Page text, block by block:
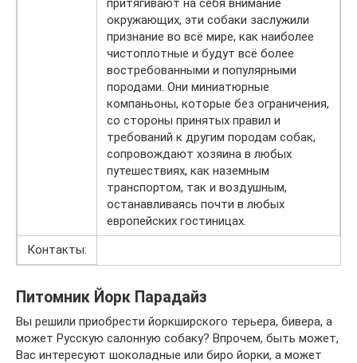
притягивают на себя внимание
окружающих, эти собаки заслужили
признание во всё мире, как наиболее
чистоплотные и будут всё более
востребованными и популярными
породами. Они миниатюрные
компаньоны, которые без ограничения,
со стороны принятых правил и
требований к другим породам собак,
сопровождают хозяина в любых
путешествиях, как наземным
транспортом, так и воздушным,
останавливаясь почти в любых
европейских гостиницах.
Контакты:
Питомник Йорк Парадайз
Вы решили приобрести йоркширского терьера, бивера, а
может Русскую салонную собаку? Впрочем, быть может,
Вас интересуют шоколадные или биро йорки, а может